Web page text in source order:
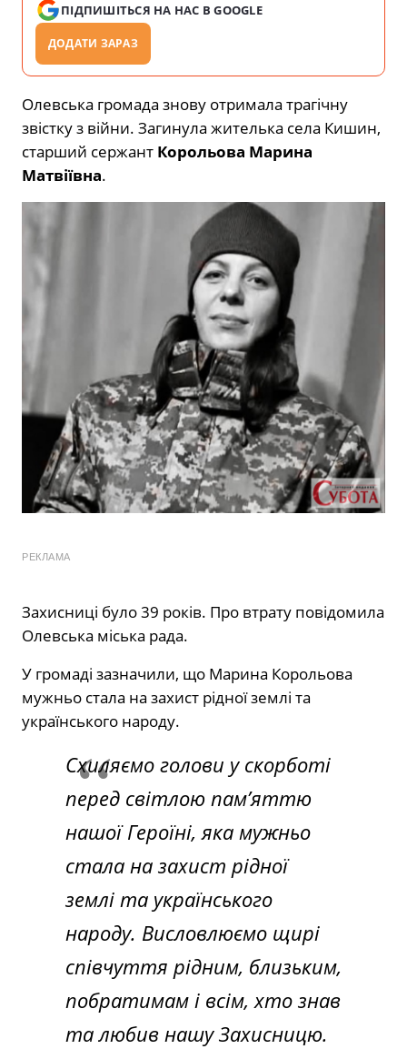
ПІДПИШІТЬСЯ НА НАС В GOOGLE
ДОДАТИ ЗАРАЗ
Олевська громада знову отримала трагічну
звістку з війни. Загинула жителька села Кишин,
старший сержант Корольова Марина
Матвіївна.
РЕКЛАМА
Захисниці було 39 років. Про втрату повідомила
Олевська міська рада.
У громаді зазначили, що Марина Корольова
мужньо стала на захист рідної землі та
українського народу.
Схиляємо голови у скорботі
перед світлою пам’яттю
нашої Героїні, яка мужньо
стала на захист рідної
землі та українського
народу. Висловлюємо щирі
співчуття рідним, близьким,
побратимам і всім, хто знав
та любив нашу Захисницю.